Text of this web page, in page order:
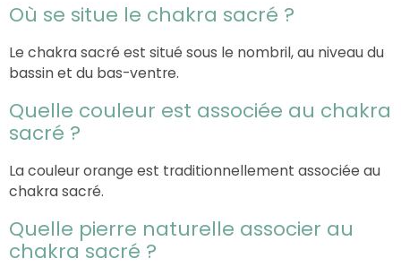
Où se situe le chakra sacré ?
Le chakra sacré est situé sous le nombril, au niveau du
bassin et du bas-ventre.
Quelle couleur est associée au chakra
sacré ?
La couleur orange est traditionnellement associée au
chakra sacré.
Quelle pierre naturelle associer au
chakra sacré ?